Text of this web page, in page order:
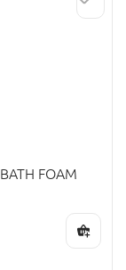
FOAM